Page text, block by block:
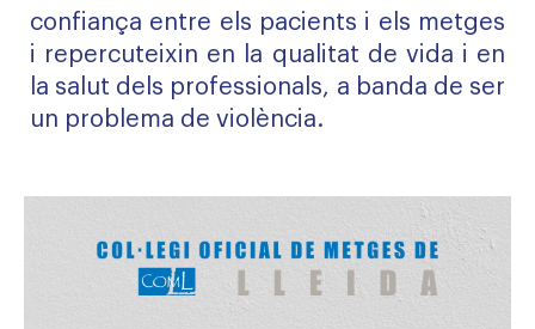
confiança entre els pacients i els metges
i repercuteixin en la qualitat de vida i en
la salut dels professionals, a banda de ser
un problema de violència.